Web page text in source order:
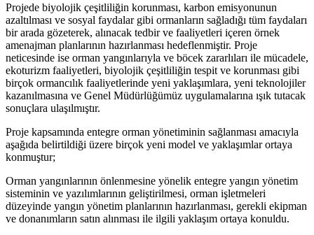
Projede biyolojik çeşitliliğin korunması, karbon emisyonunun
azaltılması ve sosyal faydalar gibi ormanların sağladığı tüm faydaları
bir arada gözeterek, alınacak tedbir ve faaliyetleri içeren örnek
amenajman planlarının hazırlanması hedeflenmiştir. Proje
neticesinde ise orman yangınlarıyla ve böcek zararlıları ile mücadele,
ekoturizm faaliyetleri, biyolojik çeşitliliğin tespit ve korunması gibi
birçok ormancılık faaliyetlerinde yeni yaklaşımlara, yeni teknolojiler
kazanılmasına ve Genel Müdürlüğümüz uygulamalarına ışık tutacak
sonuçlara ulaşılmıştır.
Proje kapsamında entegre orman yönetiminin sağlanması amacıyla
aşağıda belirtildiği üzere birçok yeni model ve yaklaşımlar ortaya
konmuştur;
Orman yangınlarının önlenmesine yönelik entegre yangın yönetim
sisteminin ve yazılımlarının geliştirilmesi, orman işletmeleri
düzeyinde yangın yönetim planlarının hazırlanması, gerekli ekipman
ve donanımların satın alınması ile ilgili yaklaşım ortaya konuldu.